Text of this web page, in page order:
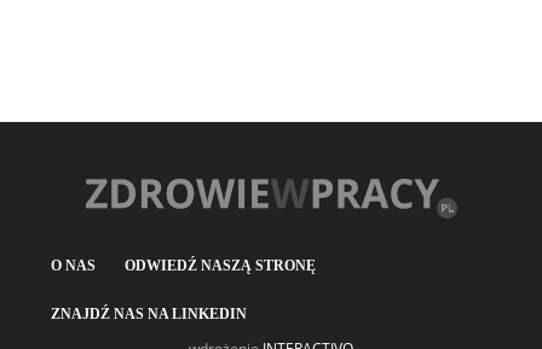
O NAS ODWIEDŹ NASZĄ STRONĘ
ZNAJDŹ NAS NA LINKEDIN